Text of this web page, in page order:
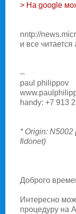
> Hа google
nntp://
и все читается
--
paul philippov
handy: +7 913
* Origin: N5002
fidonet)
Доброго
Интересно
процедуру на